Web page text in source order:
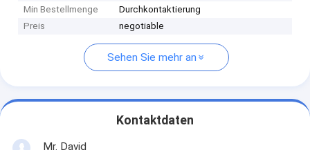
Min Bestellmenge
Durchkontaktierung
Preis
negotiable
Sehen Sie mehr an
Kontaktdaten
Mr. David